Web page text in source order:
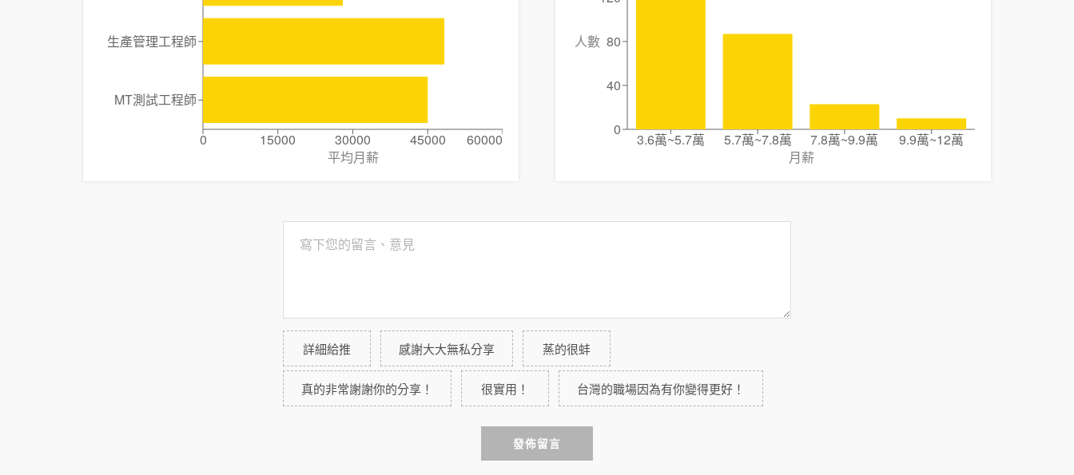
0 15000 30000 45000
60000
平均月薪
生產管理工程師
MT測試工程師
3.6萬~5.7萬 5.7萬~7.8萬 7.8萬~9.9萬
9.9萬~12萬
月薪
0
40
80
人數
詳細給推 感謝大大無私分享 蒸的很蚌
真的非常謝謝你的分享！ 很實用！ 台灣的職場因為有你變得更好！
發佈留言